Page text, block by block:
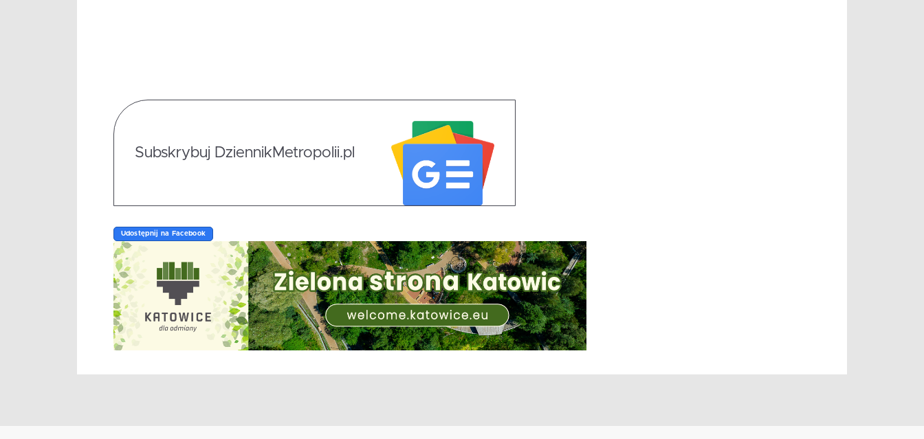
Subskrybuj DziennikMetropolii.pl
Udostępnij na Facebook